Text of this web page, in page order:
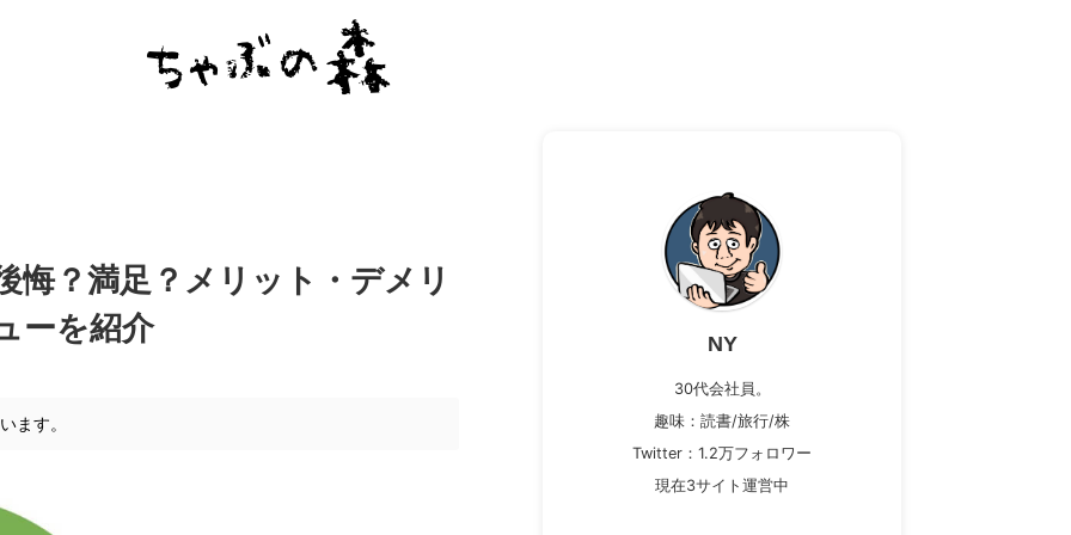
悔？満足？メリット・デメリ
ーを紹介
ます。
NY
30代会社員。
趣味：読書/旅行/株
Twitter：1.2万フォロワー
現在3サイト運営中